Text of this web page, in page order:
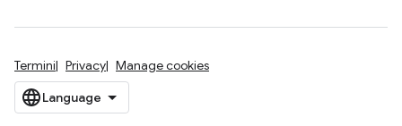
Termini Privacy Manage cookies